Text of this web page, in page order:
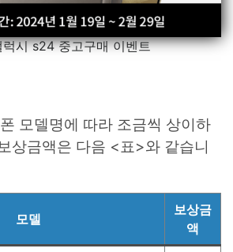
럭시 s24 중고구매 이벤트
모델명에 따라 조금씩 상이하
상금액은 다음 <표>와 같습니
모델
보상금
액